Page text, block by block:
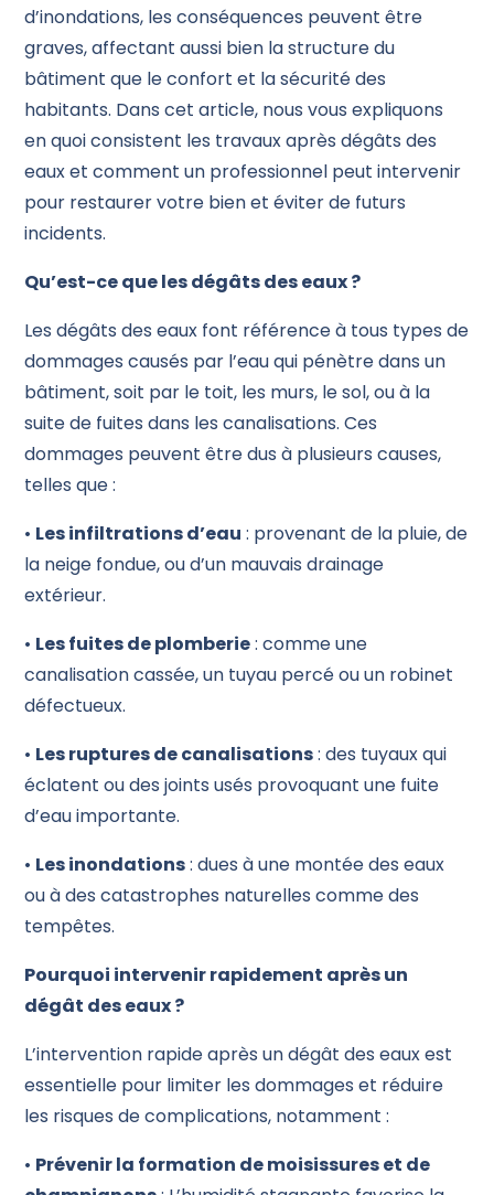
d’inondations, les conséquences peuvent être
graves, affectant aussi bien la structure du
bâtiment que le confort et la sécurité des
habitants. Dans cet article, nous vous expliquons
en quoi consistent les travaux après dégâts des
eaux et comment un professionnel peut intervenir
pour restaurer votre bien et éviter de futurs
incidents.
Qu’est-ce que les dégâts des eaux ?
Les dégâts des eaux font référence à tous types de
dommages causés par l’eau qui pénètre dans un
bâtiment, soit par le toit, les murs, le sol, ou à la
suite de fuites dans les canalisations. Ces
dommages peuvent être dus à plusieurs causes,
telles que :
• Les infiltrations d’eau : provenant de la pluie, de
la neige fondue, ou d’un mauvais drainage
extérieur.
• Les fuites de plomberie: comme une
canalisation cassée, un tuyau percé ou un robinet
défectueux.
• Les ruptures de canalisations: des tuyaux qui
éclatent ou des joints usés provoquant une fuite
d’eau importante.
• Les inondations: dues à une montée des eaux
ou à des catastrophes naturelles comme des
tempêtes.
Pourquoi intervenir rapidement après un
dégât des eaux ?
L’intervention rapide après un dégât des eaux est
essentielle pour limiter les dommages et réduire
les risques de complications, notamment :
• Prévenir la formation de moisissures et de